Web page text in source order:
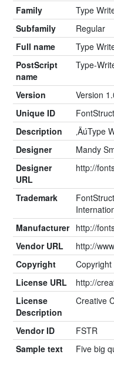
Family
Type
Subfamily
Regular
Full name
Type
PostScript
name
Type-
Version
Version
Unique ID
Description
‚ÄúType
Designer
Mandy
Designer
URL
http://
Trademark
Manufacturer http://
Vendor URL
http://
Copyright
License URL
http://
License
Description
Creative
Vendor ID
FSTR
Sample text
Five big